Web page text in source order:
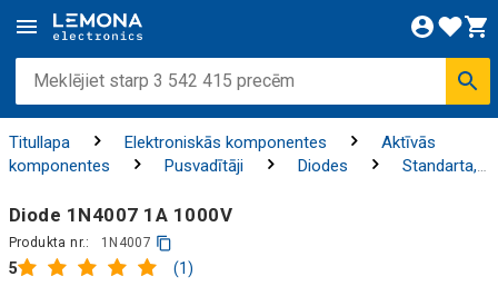
Titullapa Elektroniskās komponentes
Aktīvās
komponentes
Pusvadītāji Diodes
Standarta,
Diode 1N4007 1A 1000V
5 (1)
Produkta nr.: 1N4007